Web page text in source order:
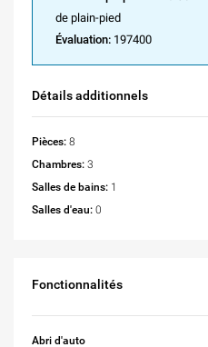
de plain-pied
Évaluation: 197400
Détails additionnels
Pièces: 8
Chambres: 3
Salles de bains: 1
Salles d'eau: 0
Fonctionnalités
Abri d'auto